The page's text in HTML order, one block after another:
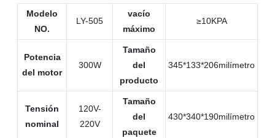
Modelo
NO.
LY-505
vacío
máximo
≥10KPA
Potencia
del motor
300W
Tamaño
del
producto
345*133*206milímetro
Tensión
nominal
120V-
220V
Tamaño
del
paquete
430*340*190milímetro